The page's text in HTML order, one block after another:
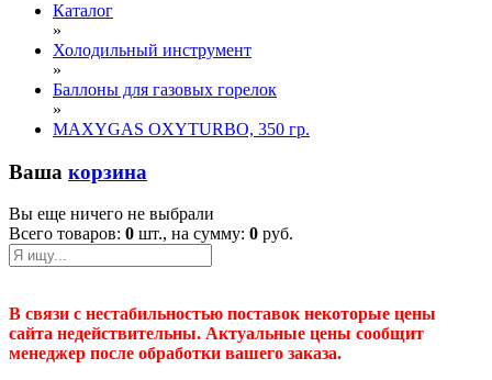
Каталог
»
Холодильный инструмент
»
Баллоны для газовых горелок
»
МАXYGAS OXYTURBO, 350 гр.
Ваша корзина
Вы еще ничего не выбрали
Всего товаров: 0 шт., на сумму: 0 руб.
В связи с нестабильностью поставок некоторые цены
сайта недействительны. Актуальные цены сообщит
менеджер после обработки вашего заказа.